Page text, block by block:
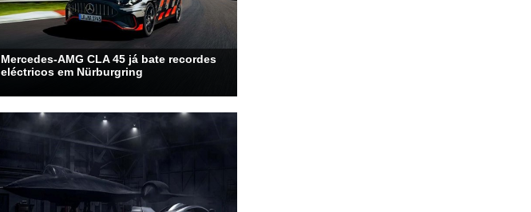
Mercedes-AMG CLA 45 já bate recordes
eléctricos em Nürburgring